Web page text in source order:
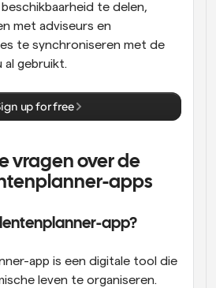
te delen,
met adviseurs en
te synchroniseren met de
al gebruikt.
up for free
vragen over de
apps
app?
app is een digitale tool die
leven te organiseren.